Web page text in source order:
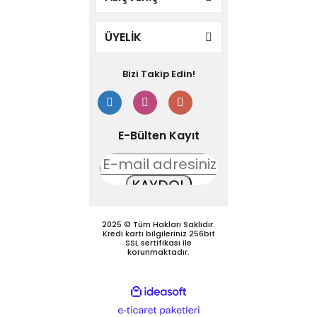
ÜYELİK
Bizi Takip Edin!
E-Bülten Kayıt
KAYDOL
2025 © Tüm Hakları Saklıdır.
Kredi kartı bilgileriniz 256bit
SSL sertifikası ile
korunmaktadır.